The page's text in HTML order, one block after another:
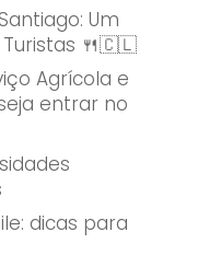
Um
Turistas 🍴🇨🇱
Agrícola e
entrar no
dicas para